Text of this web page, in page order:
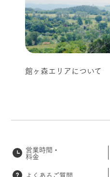
館ヶ森エリアについて
営業時間・
料金